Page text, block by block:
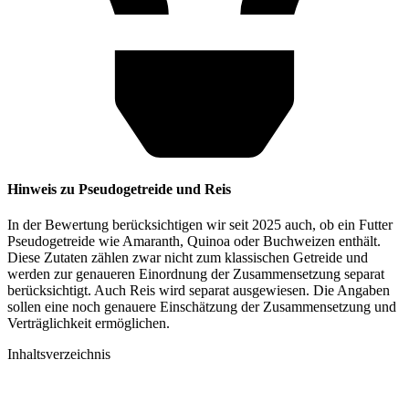
Hinweis zu Pseudogetreide und Reis
In der Bewertung berücksichtigen wir seit 2025 auch, ob ein Futter
Pseudogetreide wie Amaranth, Quinoa oder Buchweizen enthält.
Diese Zutaten zählen zwar nicht zum klassischen Getreide und
werden zur genaueren Einordnung der Zusammensetzung separat
berücksichtigt. Auch Reis wird separat ausgewiesen. Die Angaben
sollen eine noch genauere Einschätzung der Zusammensetzung und
Verträglichkeit ermöglichen.
Inhaltsverzeichnis​